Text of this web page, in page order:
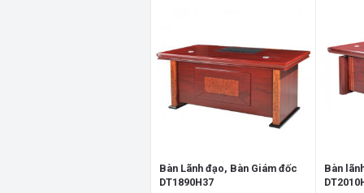
Bàn Lãnh đạo, Bàn Giám đốc
DT1890H37
Bàn